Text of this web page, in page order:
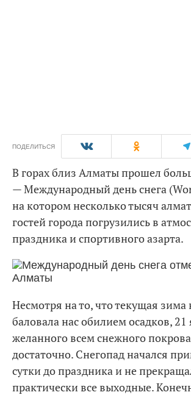
ПОДЕЛИТЬСЯ
В горах близ Алматы прошел
— Международный день снега
на котором несколько тысяч
гостей города погрузились в
праздника и спортивного азарта.
Несмотря на то, что текущая зима
баловала нас обилием осадков, 21
желанного всем снежного
достаточно. Снегопад начался
сутки до праздника и не
практически все выходные.